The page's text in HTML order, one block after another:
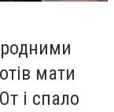
мати
і спало